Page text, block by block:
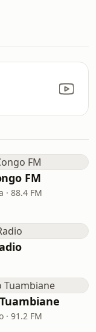
FM
· 88.4 FM
· 91.2 FM